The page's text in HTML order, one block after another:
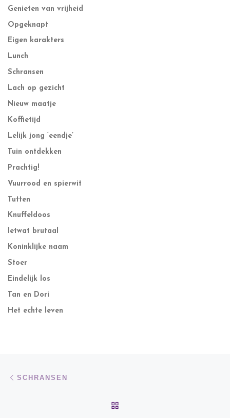
Genieten van vrijheid
Opgeknapt
Eigen karakters
Lunch
Schransen
Lach op gezicht
Nieuw maatje
Koffietijd
Lelijk jong ‘eendje’
Tuin ontdekken
Prachtig!
Vuurrood en spierwit
Tutten
Knuffeldoos
Ietwat brutaal
Koninklijke naam
Stoer
Eindelijk los
Tan en Dori
Het echte leven
Bericht navigatie
SCHRANSEN